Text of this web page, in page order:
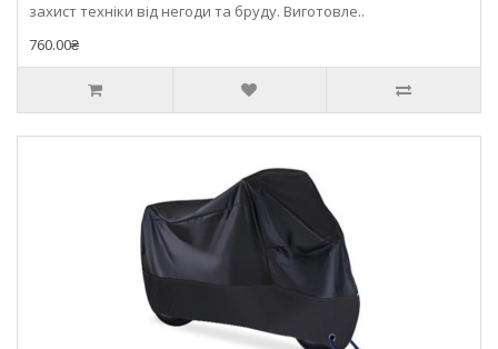
захист техніки від негоди та бруду. Виготовле..
760.00₴